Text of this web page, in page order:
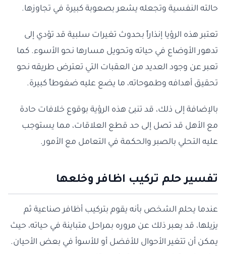
حالته النفسية وتجعله يشعر بصعوبة كبيرة في تجاوزها.
تعتبر هذه الرؤيا إنذاراً بحدوث تغيرات سلبية قد تؤدي إلى
تدهور الأوضاع في حياته وتحويل مسارها نحو الأسوء. كما
تعبر عن وجود العديد من العقبات التي تعترض طريقه نحو
تحقيق أهدافه وطموحاته، ما يضع عليه ضغوطاً كبيرة.
بالإضافة إلى ذلك، قد تنبئ هذه الرؤية بوقوع خلافات حادة
مع الأهل قد تصل إلى حد قطع العلاقات، مما يستوجب
عليه التحلي بالصبر والحكمة في التعامل مع الأمور.
تفسير حلم تركيب اظافر وخلعها
عندما يحلم الشخص بأنه يقوم بتركيب أظافر صناعية ثم
يزيلها، قد يعبر ذلك عن مروره بمراحل متباينة في حياته، حيث
يمكن أن تتغير الأحوال للأفضل أو للأسوأ في بعض الأحيان.